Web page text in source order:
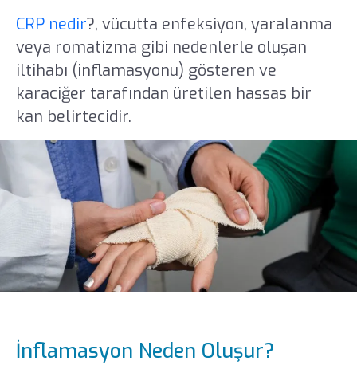
CRP nedir?, vücutta enfeksiyon, yaralanma
veya romatizma gibi nedenlerle oluşan
iltihabı (inflamasyonu) gösteren ve
karaciğer tarafından üretilen hassas bir
kan belirtecidir.
İnflamasyon Neden Oluşur?